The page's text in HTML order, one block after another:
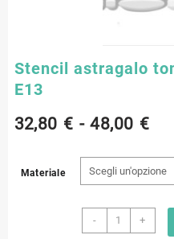
Stencil astragalo
E13
32,80 € - 48,00 €
di
Materiale
-
Stencil
astragalo
+